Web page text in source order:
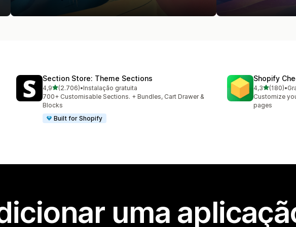
Section Store: Theme Sections
4,9de 5 estrelas
(2.706)
2706 total de avaliações
•Instalação gratuita
700+ Customisable Sections. + Bundles, Cart Drawer &
Blocks
Built for Shopify
Shopify
4,3de 5(180)
180 total de•
Customize
pages
uma